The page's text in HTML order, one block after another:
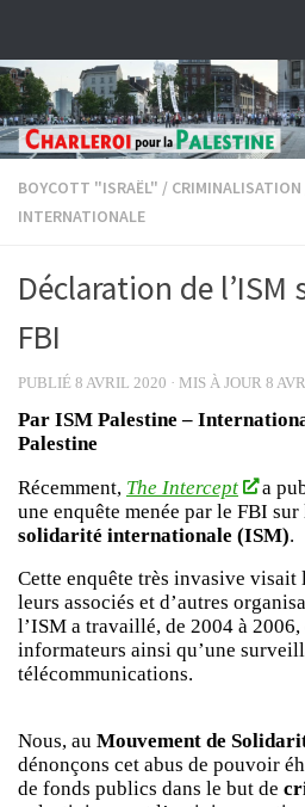
BOYCOTT "ISRAËL" / CRIMINALISATION
INTERNATIONALE
Déclaration de l’ISM
FBI
PUBLIÉ 8 AVRIL 2020 · MIS À JOUR 8
Par ISM Palestine –
Palestine
Récemment, The Intercept
a
une enquête menée par le FBI sur
solidarité internationale (ISM).
Cette enquête très invasive
leurs associés et d’autres
l’ISM a travaillé, de 2004 à
informateurs ainsi qu’une
télécommunications.
Nous, au Mouvement de
dénonçons cet abus de pouvoir
de fonds publics dans le but de